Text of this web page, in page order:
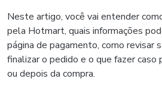
Neste artigo, você vai entender
pela Hotmart, quais informações
página de pagamento, como revisar
finalizar o pedido e o que fazer caso
ou depois da compra.